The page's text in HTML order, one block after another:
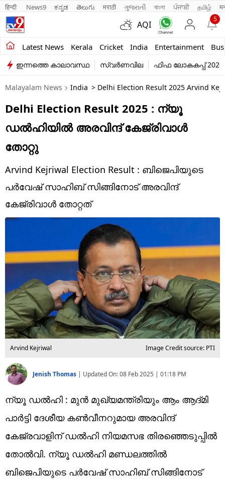
हिन्दी News9 ಕನ್ನಡ తెలుగు मराठी ગુજરાતી বাংলা ਪੰਜਾਬੀ தமிழ்
AQI
5
Latest News Kerala Cricket India Entertainment
Kerala
India
Entertainment
Business
Education
Sports
Lifestyle
world
Religion
Web Story
Photo
Short Videos
ഇന്നത്തെ കാലാവസ്ഥ സ്വർണവില ഫിഫ ലോകകപ്പ് 2026
Malayalam News India > Delhi Election Result 2025 Arvind
Delhi Election Result 2025 : ന്യൂ
ഡൽഹിയിൽ അരവിന്ദ് കേജ്രിവാൾ
തോറ്റു
Arvind Kejriwal Election Result : ബിജെപിയുടെ
പർവേഷ് സാഹിബ് സിങ്ങിനോട് അരവിന്ദ്
കേജ്രിവാൾ തോറ്റത്
Arvind Kejriwal Image Credit source: PTI
Jenish Thomas | Updated On:08 Feb 2025 | 01:18 PM
ന്യൂ ഡൽഹി : മുൻ മുഖ്യമന്ത്രിയും ആം ആദ്മി
പാർട്ടി ദേശീയ കൺവീനറുമായ അരവിന്ദ്
കേജ്രവാളിന് ഡൽഹി നിയമസഭ തിരഞ്ഞെടുപ്പിൽ
തോൽവി. ന്യൂ ഡൽഹി മണ്ഡലത്തിൽ
ബിജെപിയുടെ പർവേഷ് സാഹിബ് സിങ്ങിനോട്